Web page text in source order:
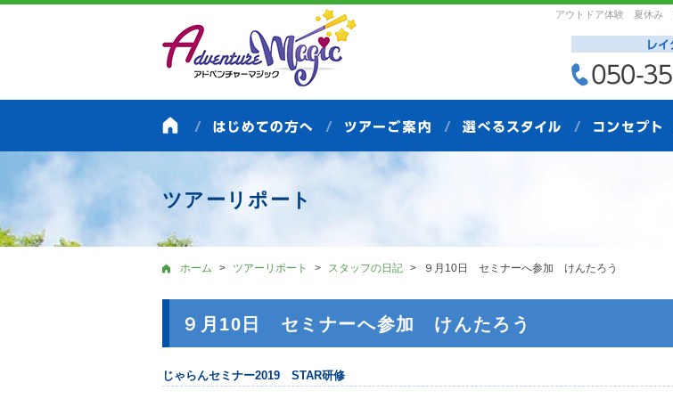
アウトドア体験 夏休み
ツアーリポート
ホーム ツアーリポート スタッフの日記 ９月10日 セミナーへ参加 けんたろう
９月10日 セミナーへ参加 けんたろう
じゃらんセミナー2019 STAR研修